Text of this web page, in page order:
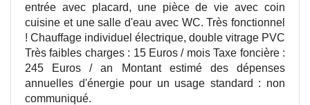
entrée avec placard, une pièce de vie avec coin
cuisine et une salle d'eau avec WC. Très fonctionnel
! Chauffage individuel électrique, double vitrage PVC
Très faibles charges : 15 Euros / mois Taxe foncière :
245 Euros / an Montant estimé des dépenses
annuelles d'énergie pour un usage standard : non
communiqué.